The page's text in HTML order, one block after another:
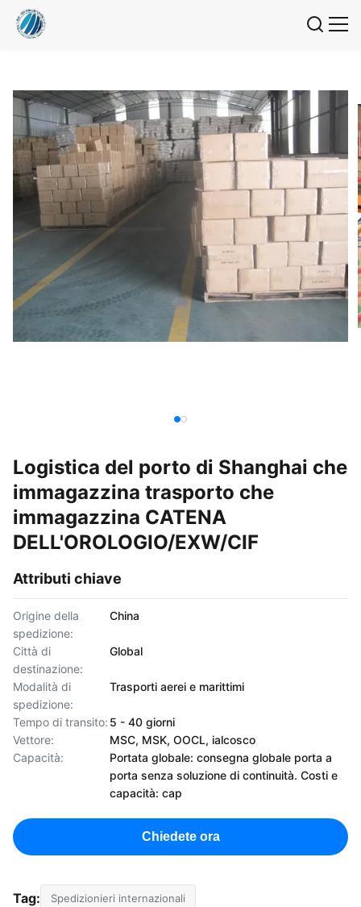
Logistica del porto di Shanghai che
immagazzina trasporto che
immagazzina CATENA
DELL'OROLOGIO/EXW/CIF
Attributi chiave
Origine della
spedizione:
China
Città di
destinazione:
Global
Modalità di
spedizione:
Trasporti aerei e marittimi
Tempo di transito: 5 - 40 giorni
Vettore:
MSC, MSK, OOCL, ialcosco
Capacità:
Portata globale: consegna globale porta a
porta senza soluzione di continuità. Costi e
capacità: cap
Chiedete ora
Tag: Spedizionieri internazionali